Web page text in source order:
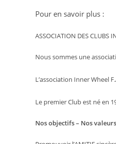
Pour en savoir plus :
ASSOCIATION DES CLUBS
Nous sommes une
L’association Inner Wheel
Le premier Club est né en
Nos objectifs – Nos valeurs